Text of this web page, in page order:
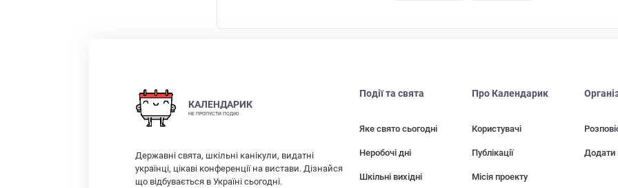
КАЛЕНДАРИК
НЕ ПРОПУСТИ ПОДІЮ
Державні свята, шкільні канікули, видатні
українці, цікаві конференції на вистави. Дізнайся
що відбувається в Україні сьогодні.
Події та свята
Яке свято сьогодні
Неробочі дні
Шкільні вихідні
Про Календарик
Користувачі
Публікації
Місія проекту
Додати